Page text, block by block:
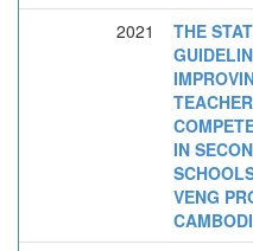
2021
THE
IN
VENG